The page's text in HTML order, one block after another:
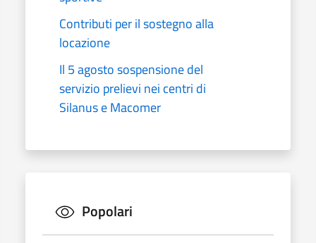
Contributi per il sostegno alla
locazione
Il 5 agosto sospensione del
servizio prelievi nei centri di
Silanus e Macomer
Popolari